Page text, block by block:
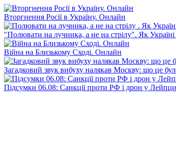
Вторгнення Росії в Україну. Онлайн
"Полювати на лучника, а не на стрілу". Як Україні
Війна на Близькому Сході. Онлайн
Загадковий звук вибуху налякав Москву: що це
Підсумки 06.08: Санкції проти РФ і дрон у